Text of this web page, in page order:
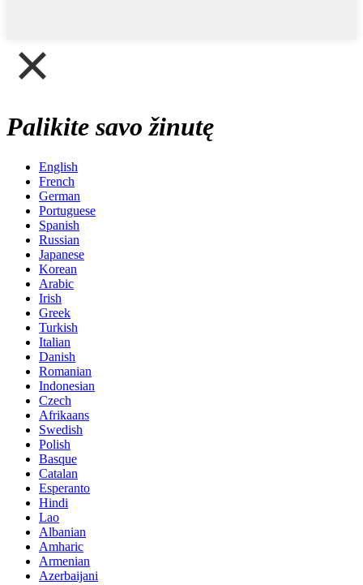
Palikite savo žinutę
English
French
German
Portuguese
Spanish
Russian
Japanese
Korean
Arabic
Irish
Greek
Turkish
Italian
Danish
Romanian
Indonesian
Czech
Afrikaans
Swedish
Polish
Basque
Catalan
Esperanto
Hindi
Lao
Albanian
Amharic
Armenian
Azerbaijani